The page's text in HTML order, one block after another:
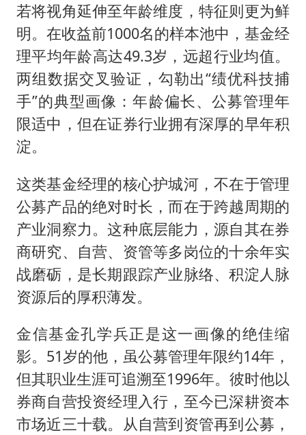
若将视角延伸至年龄维度，特征则更为鲜
明。在收益前1000名的样本池中，基金经
理平均年龄高达49.3岁，远超行业均值。
两组数据交叉验证，勾勒出“绩优科技捕
手”的典型画像：年龄偏长、公募管理年
限适中，但在证券行业拥有深厚的早年积
淀。
这类基金经理的核心护城河，不在于管理
公募产品的绝对时长，而在于跨越周期的
产业洞察力。这种底层能力，源自其在券
商研究、自营、资管等多岗位的十余年实
战磨砺，是长期跟踪产业脉络、积淀人脉
资源后的厚积薄发。
金信基金孔学兵正是这一画像的绝佳缩
影。51岁的他，虽公募管理年限约14年，
但其职业生涯可追溯至1996年。彼时他以
券商自营投资经理入行，至今已深耕资本
市场近三十载。从自营到资管再到公募，